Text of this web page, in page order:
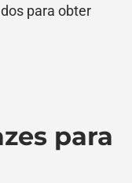
para obter
para